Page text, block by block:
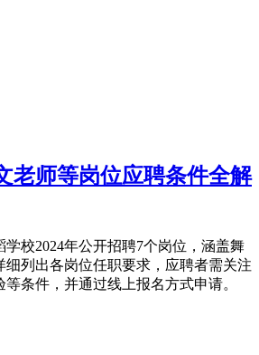
老师等岗位应聘条件全解
学校2024年公开招聘7个岗位，涵盖舞
细列出各岗位任职要求，应聘者需关注
条件，并通过线上报名方式申请。